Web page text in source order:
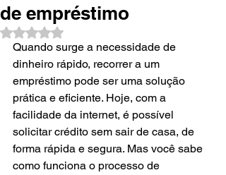
de empréstimo
Avaliado com NaN de 5 estrelas.
Quando surge a necessidade de
dinheiro rápido, recorrer a um
empréstimo pode ser uma solução
prática e eficiente. Hoje, com a
facilidade da internet, é possível
solicitar crédito sem sair de casa, de
forma rápida e segura. Mas você sabe
como funciona o processo de